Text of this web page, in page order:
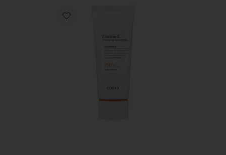
Favorite VITAMIN E VITALIZING SUNSCREEN SPF 50+